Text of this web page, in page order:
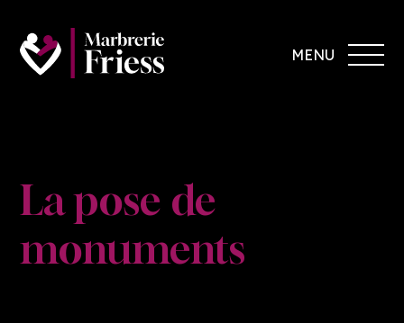
MENU
La pose de
monuments